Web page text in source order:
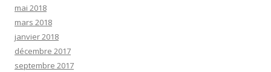
mai 2018
mars 2018
janvier 2018
décembre 2017
septembre 2017